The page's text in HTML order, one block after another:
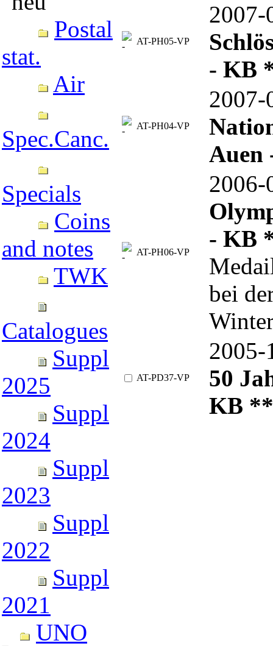
Postal
stat.
Air
Spec.Canc.
Specials
Coins
and notes
TWK
Catalogues
Suppl
2025
Suppl
2024
Suppl
2023
Suppl
2022
Suppl
2021
UNO
AT-PH05-VP
- KB
AT-PH04-VP
Auen
AT-PH06-VP
- KB
bei
AT-PD37-VP
50
KB **